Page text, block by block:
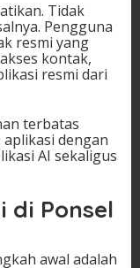
Tidak
Pengguna
resmi yang
kontak,
resmi dari
terbatas
dengan
AI sekaligus
di Ponsel
awal adalah